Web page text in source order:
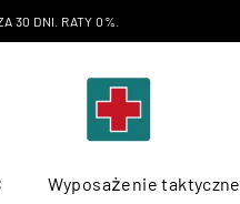
30 DNI. RATY 0%.
Wyposażenie taktyczne